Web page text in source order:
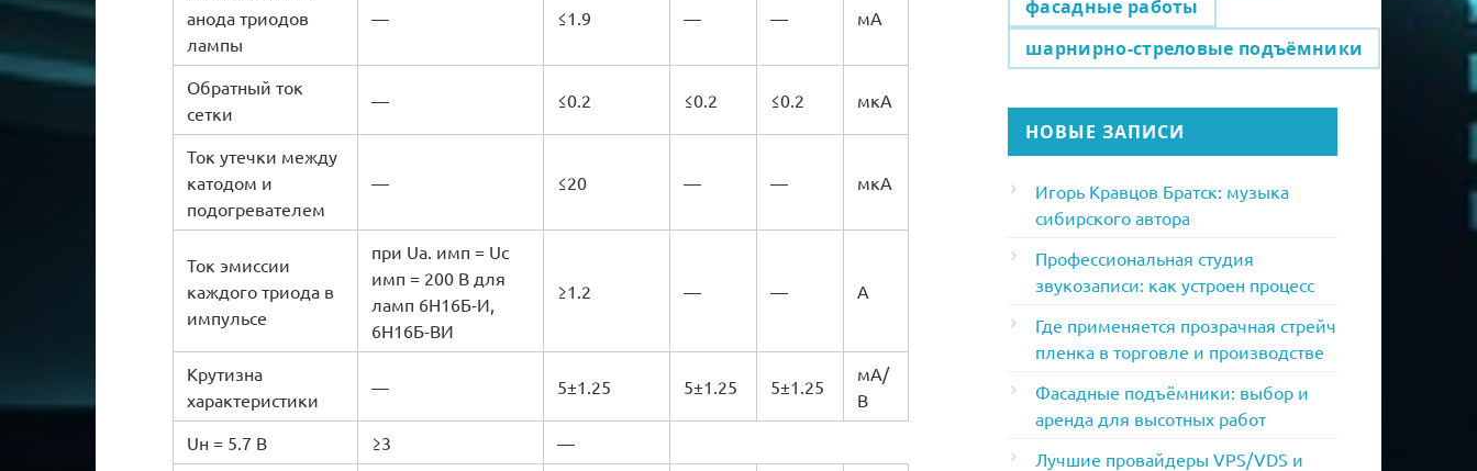
анода триодов
лампы
— ≤1.9 — — мА
Обратный ток
сетки
— ≤0.2 ≤0.2 ≤0.2 мкА
Ток утечки между
катодом и
подогревателем
— ≤20 — — мкА
Ток эмиссии
каждого триода в
импульсе
при Uа. имп = Uс
имп = 200 В для
ламп 6Н16Б-И,
6Н16Б-ВИ
≥1.2 — — А
Крутизна
характеристики
— 5±1.25 5±1.25 5±1.25
мА/
В
Uн = 5.7 В
≥3
—
фасадные работы
шарнирно-стреловые подъёмники
НОВЫЕ ЗАПИСИ
Игорь Кравцов Братск: музыка
сибирского автора
Профессиональная студия
звукозаписи: как устроен процесс
Где применяется прозрачная стрейч
пленка в торговле и производстве
Фасадные подъёмники: выбор и
аренда для высотных работ
Лучшие провайдеры VPS/VDS и